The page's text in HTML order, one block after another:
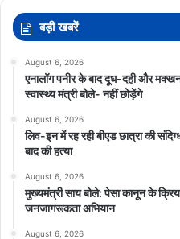
बड़ी खबरें
August 6, 2026
एनालॉग पनीर के बाद दूध-दही और
स्वास्थ्य मंत्री बोले- नहीं छोड़ेंगे
August 6, 2026
लिव-इन में रह रही बीएड छात्रा की
बाद की हत्या
August 6, 2026
मुख्यमंत्री साय बोले: पेसा कानून के
जनजागरूकता अभियान
August 6, 2026